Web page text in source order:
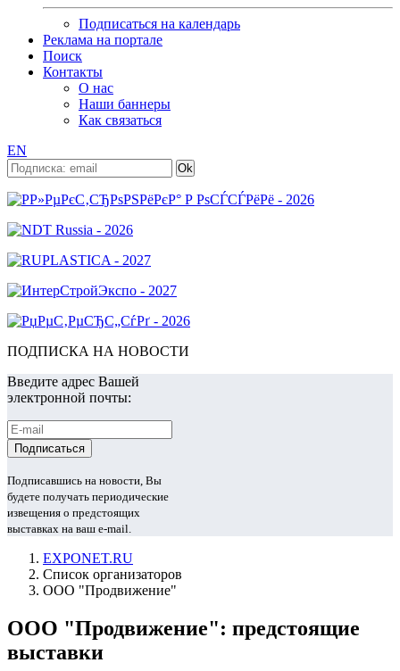
Подписаться на календарь
Реклама на портале
Поиск
Контакты
О нас
Наши баннеры
Как связаться
EN
ПОДПИСКА НА НОВОСТИ
Введите адрес Вашей
электронной почты:
Подписавшись на новости, Вы
будете получать периодические
извещения о предстоящих
выставках на ваш e-mail.
EXPONET.RU
Список организаторов
ООО "Продвижение"
ООО "Продвижение": предстоящие
выставки